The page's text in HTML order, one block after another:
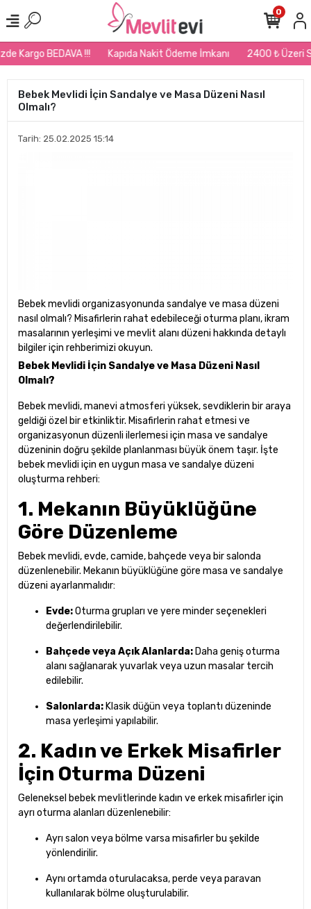
BEDAVA !!! Kapıda Nakit Ödeme İmkanı 2400 ₺ Üzeri
0
Bebek Mevlidi İçin Sandalye ve Masa Düzeni Nasıl
Olmalı?
Tarih: 25.02.2025 15:14
Bebek mevlidi organizasyonunda sandalye ve masa düzeni
nasıl olmalı? Misafirlerin rahat edebileceği oturma planı, ikram
masalarının yerleşimi ve mevlit alanı düzeni hakkında detaylı
bilgiler için rehberimizi okuyun.
Bebek Mevlidi İçin Sandalye ve Masa Düzeni Nasıl
Olmalı?
Bebek mevlidi, manevi atmosferi yüksek, sevdiklerin bir araya
geldiği özel bir etkinliktir. Misafirlerin rahat etmesi ve
organizasyonun düzenli ilerlemesi için masa ve sandalye
düzeninin doğru şekilde planlanması büyük önem taşır. İşte
bebek mevlidi için en uygun masa ve sandalye düzeni
oluşturma rehberi:
1. Mekanın Büyüklüğüne
Göre Düzenleme
Bebek mevlidi, evde, camide, bahçede veya bir salonda
düzenlenebilir. Mekanın büyüklüğüne göre masa ve sandalye
düzeni ayarlanmalıdır:
Evde:Oturma grupları ve yere minder seçenekleri
değerlendirilebilir.
Bahçede veya Açık Alanlarda: Daha geniş oturma
alanı sağlanarak yuvarlak veya uzun masalar tercih
edilebilir.
Salonlarda: Klasik düğün veya toplantı düzeninde
masa yerleşimi yapılabilir.
2. Kadın ve Erkek Misafirler
İçin Oturma Düzeni
Geleneksel bebek mevlitlerinde kadın ve erkek misafirler için
ayrı oturma alanları düzenlenebilir:
Ayrı salon veya bölme varsa misafirler bu şekilde
yönlendirilir.
Aynı ortamda oturulacaksa, perde veya paravan
kullanılarak bölme oluşturulabilir.